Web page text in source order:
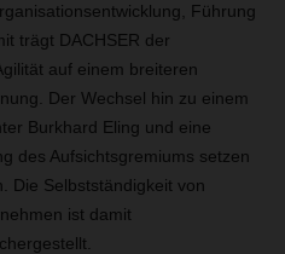
Führung
trägt DACHSER der
auf einem breiteren
Der Wechsel hin zu einem
Burkhard Eling und eine
des Aufsichtsgremiums setzen
Die Selbstständigkeit von
ist damit